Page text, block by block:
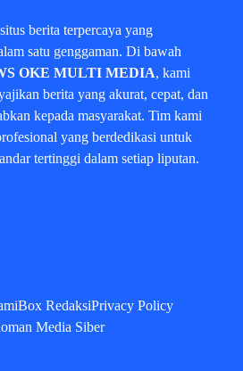
berita terpercaya yang
satu genggaman. Di bawah
OKE MULTI MEDIA, kami
berita yang akurat, cepat, dan
kepada masyarakat. Tim kami
yang berdedikasi untuk
tertinggi dalam setiap liputan.
Box RedaksiPrivacy Policy
Media Siber